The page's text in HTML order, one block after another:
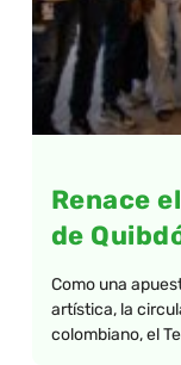
Renace
de
Como una
artística, la
colombiano, el